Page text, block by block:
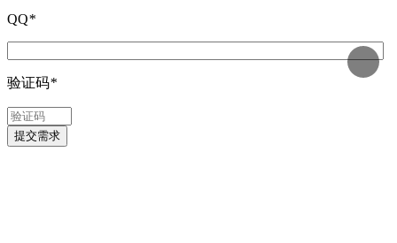
QQ*
验证码*